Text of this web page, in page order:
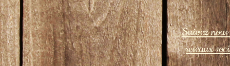
Suivez
réseaux